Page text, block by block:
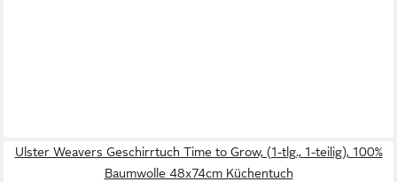
Ulster Weavers Geschirrtuch Time to Grow, (1-tlg., 1-teilig), 100%
Baumwolle 48x74cm Küchentuch